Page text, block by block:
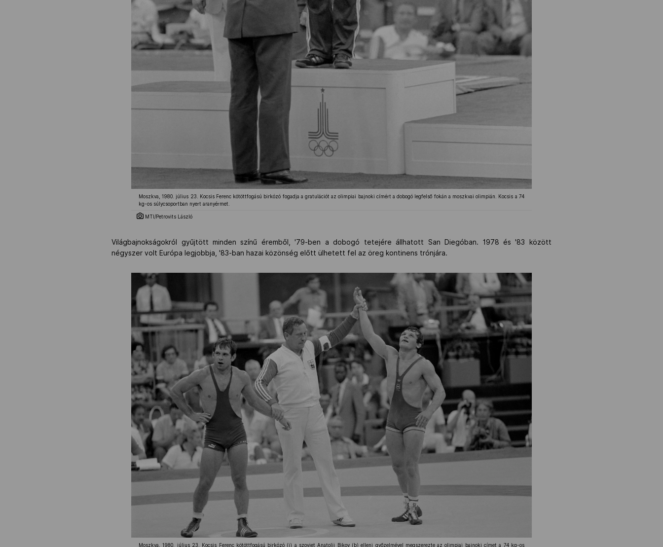
Moszkva, 1980. július 23. Kocsis Ferenc kötöttfogású birkózó fogadja a gratulációt az olimpiai bajnoki címért a dobogó legfelső fokán a moszkvai olimpián. Kocsis a 74
kg-os súlycsoportban nyert aranyérmet.
MTI/Petrovits László
Világbajnokságokról gyűjtött minden színű éremből, '79-ben a dobogó tetejére állhatott San Diegóban. 1978 és '83 között
négyszer volt Európa legjobbja, '83-ban hazai közönség előtt ülhetett fel az öreg kontinens trónjára.
Moszkva, 1980. július 23. Kocsis Ferenc kötöttfogású birkózó (j) a szovjet Anatolij Bikov (b) elleni győzelmével megszerezte az olimpiai bajnoki címet a 74 kg-os